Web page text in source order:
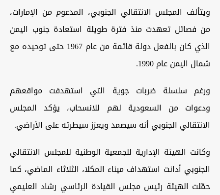
ويتألف المجلس الانتقالي الجنوبي، المدعوم من الإمارات،
من فصائل تعهدت منذ فترة طويلة استعادة جنوب اليمن
الذي كان بالفعل دولة قائمة من عام 1967 حتى توحيده مع
شمال اليمن عام 1990.
ورغم سلسلة ضربات جوية التي استهدفت مواقعهم
ودعوات من السعودية لهم للانسحاب، يؤكد المجلس
الانتقالي الجنوبي أنه سيصمد ويعزز سيطرته على الأراضي.
وكانت الهيئة الإدارية للجمعية الوطنية للمجلس الانتقالي
الجنوبي أدانت استهداف ميناء المكلا، الثلاثاء الماضي، كما
حمّلت الهيئة رئيس مجلس القيادة الرئاسي رشاد العليمي